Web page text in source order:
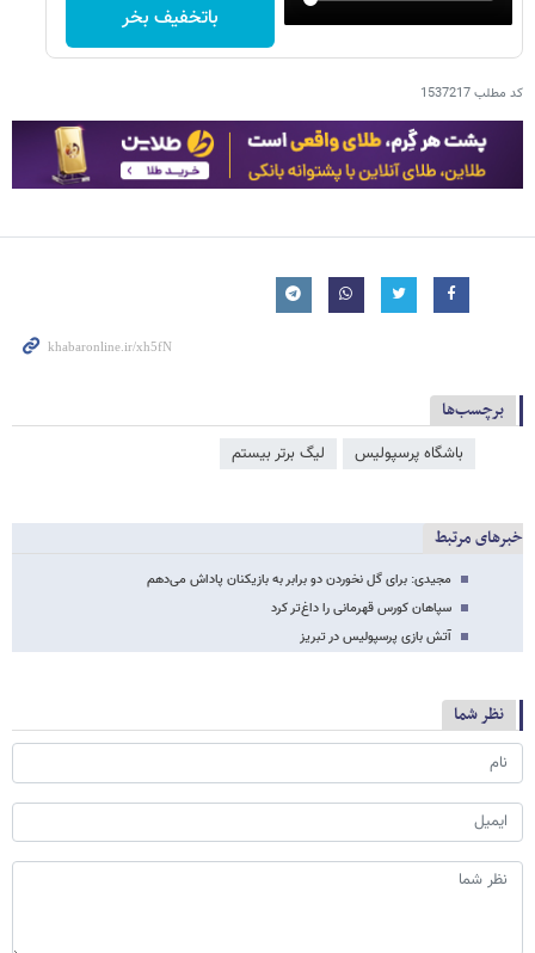
باتخفیف بخر
کد مطلب1537217
برچسب‌ها
باشگاه پرسپولیس لیگ برتر بیستم
خبرهای مرتبط
مجیدی: برای گل نخوردن دو برابر به بازیکنان پاداش می‌دهم
سپاهان کورس قهرمانی را داغ‌تر کرد
آتش بازی پرسپولیس در تبریز
نظر شما